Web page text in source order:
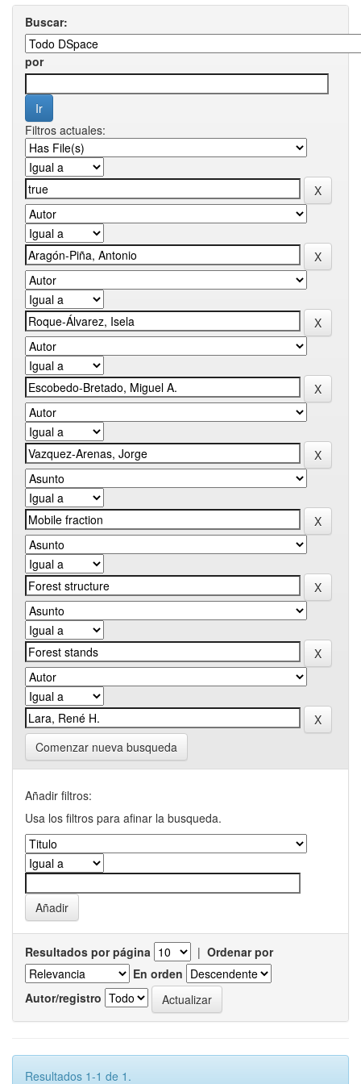
Buscar:
por
Filtros actuales:
Comenzar nueva busqueda
Añadir filtros:
Usa los filtros para afinar la busqueda.
Resultados por página | Ordenar por
En orden
Autor/registro
Resultados 1-1 de 1.